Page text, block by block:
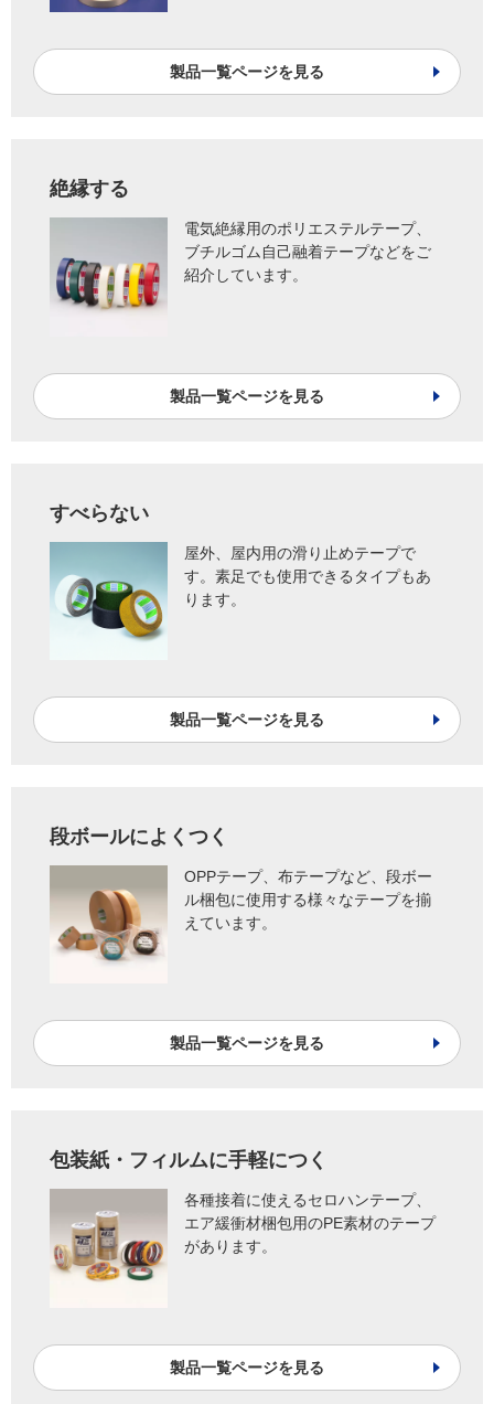
製品一覧ページを見る
絶縁する
電気絶縁用のポリエステルテープ、
ブチルゴム自己融着テープなどをご
紹介しています。
製品一覧ページを見る
すべらない
屋外、屋内用の滑り止めテープで
す。素足でも使用できるタイプもあ
ります。
製品一覧ページを見る
段ボールによくつく
OPPテープ、布テープなど、段ボー
ル梱包に使用する様々なテープを揃
えています。
製品一覧ページを見る
包装紙・フィルムに手軽につく
各種接着に使えるセロハンテープ、
エア緩衝材梱包用のPE素材のテープ
があります。
製品一覧ページを見る